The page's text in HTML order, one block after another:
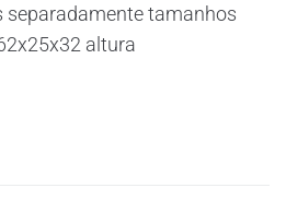
separadamente tamanhos
altura